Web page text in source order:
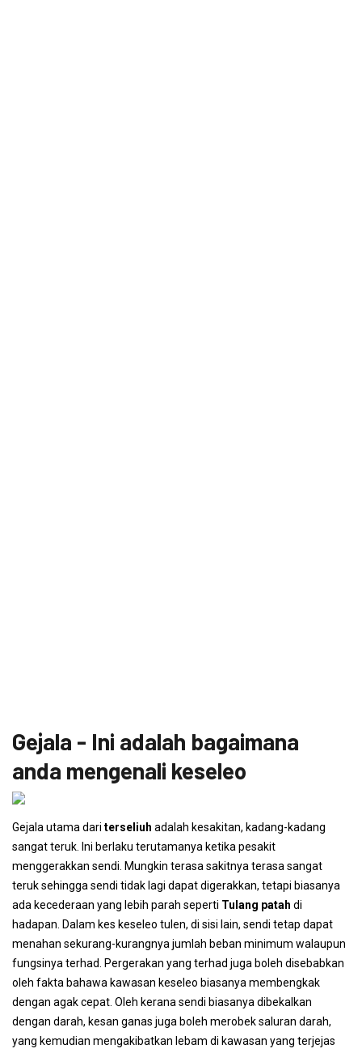
Gejala - Ini adalah bagaimana
anda mengenali keseleo
Gejala utama dari terseliuh adalah kesakitan, kadang-kadang
sangat teruk. Ini berlaku terutamanya ketika pesakit
menggerakkan sendi. Mungkin terasa sakitnya terasa sangat
teruk sehingga sendi tidak lagi dapat digerakkan, tetapi biasanya
ada kecederaan yang lebih parah seperti Tulang patah di
hadapan. Dalam kes keseleo tulen, di sisi lain, sendi tetap dapat
menahan sekurang-kurangnya jumlah beban minimum walaupun
fungsinya terhad. Pergerakan yang terhad juga boleh disebabkan
oleh fakta bahawa kawasan keseleo biasanya membengkak
dengan agak cepat. Oleh kerana sendi biasanya dibekalkan
dengan darah, kesan ganas juga boleh merobek saluran darah,
yang kemudian mengakibatkan lebam di kawasan yang terjejas